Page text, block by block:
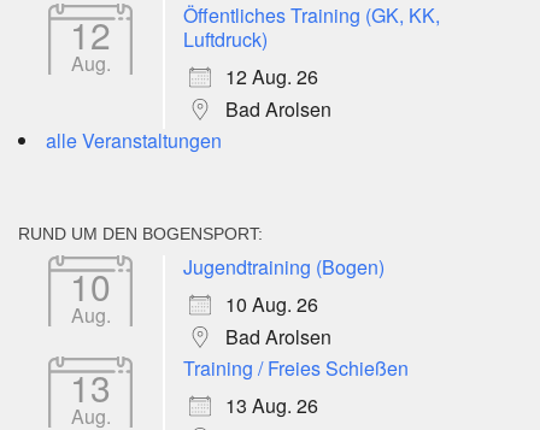
12
Aug.
Öffentliches Training (GK, KK,
Luftdruck)
12 Aug. 26
Bad Arolsen
alle Veranstaltungen
RUND UM DEN BOGENSPORT:
10
Aug.
Jugendtraining (Bogen)
10 Aug. 26
Bad Arolsen
13
Aug.
Training / Freies Schießen
13 Aug. 26